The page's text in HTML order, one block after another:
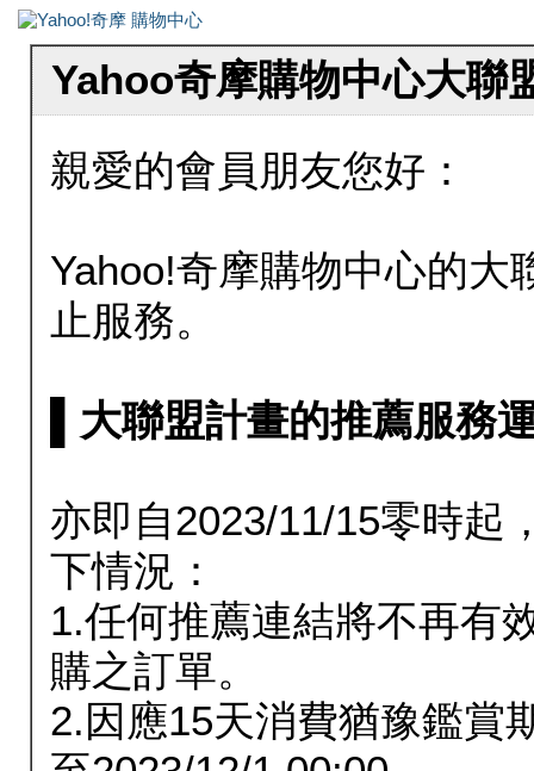
Yahoo奇摩購物中心大聯
親愛的會員朋友您好：
Yahoo!奇摩購物中心的大
止服務。
▌大聯盟計畫的推薦服務
亦即自2023/11/15零時起
下情況：
1.任何推薦連結將不再有
購之訂單。
2.因應15天消費猶豫鑑賞